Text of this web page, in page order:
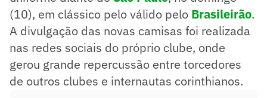
(10), em clássico pelo válido pelo Brasileirão.
A divulgação das novas camisas foi realizada
nas redes sociais do próprio clube, onde
gerou grande repercussão entre torcedores
de outros clubes e internautas corinthianos.